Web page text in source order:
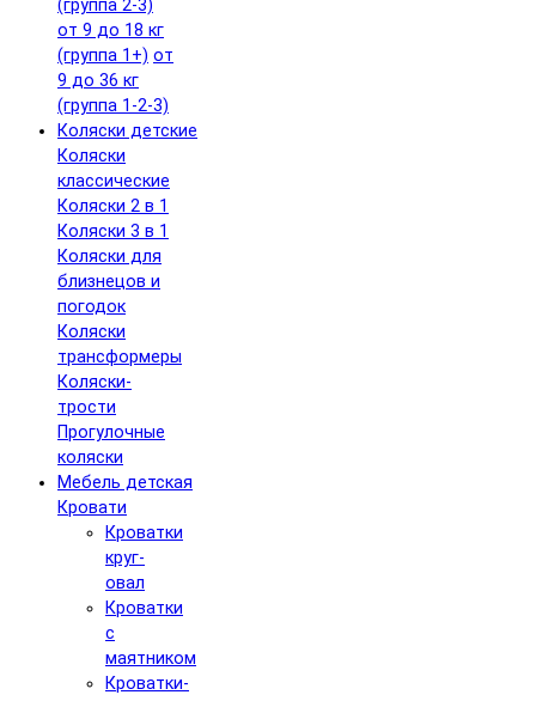
(группа 2-3)
от 9 до 18 кг
(группа 1+) от
9 до 36 кг
(группа 1-2-3)
Коляски детские
Коляски
классические
Коляски 2 в 1
Коляски 3 в 1
Коляски для
близнецов и
погодок
Коляски
трансформеры
Коляски-
трости
Прогулочные
коляски
Мебель детская
Кровати
Кроватки
круг-
овал
Кроватки
с
маятником
Кроватки-